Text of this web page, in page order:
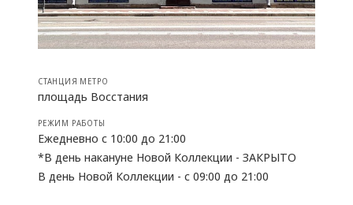
СТАНЦИЯ МЕТРО
площадь Восстания
РЕЖИМ РАБОТЫ
Ежедневно с 10:00 до 21:00
*В день накануне Новой Коллекции - ЗАКРЫТО
В день Новой Коллекции - с 09:00 до 21:00